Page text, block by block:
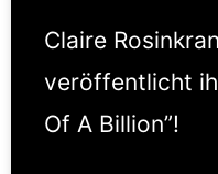
Claire
veröffentlicht
Of A Billion”!